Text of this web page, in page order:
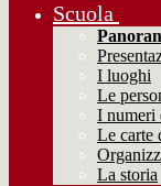
Scuola
I luoghi
Le
I numeri
Le carte
La storia